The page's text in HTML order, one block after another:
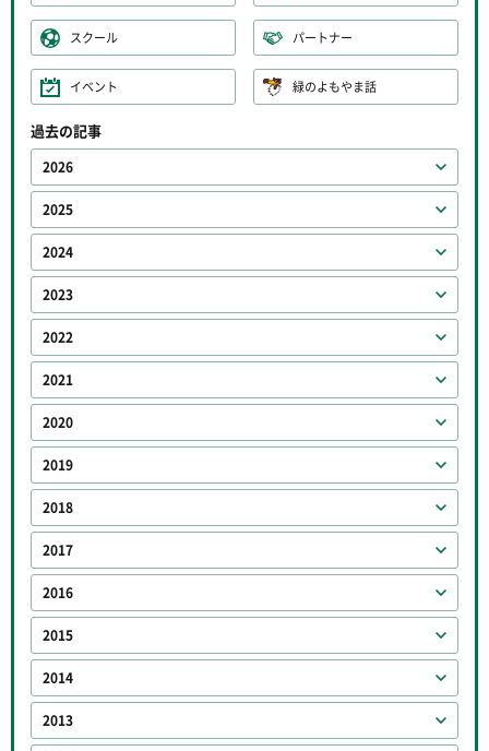
スクール パートナー
イベント 緑のよもやま話
過去の記事
2026
2025
2024
2023
2022
2021
2020
2019
2018
2017
2016
2015
2014
2013